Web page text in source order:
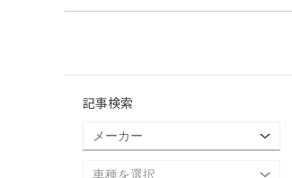
記事検索